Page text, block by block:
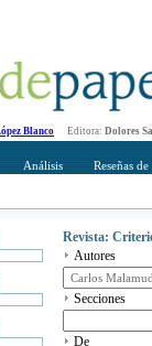
Blanco Editora: Dolores
Análisis Reseñas
Revista:
Autores
Secciones
De